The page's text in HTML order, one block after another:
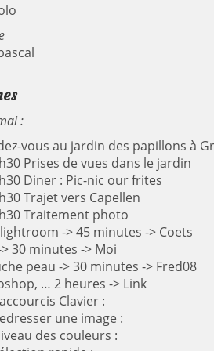
:
vous au jardin des papillons à
Prises de vues dans le jardin
Diner : Pic-nic our frites
Trajet vers Capellen
Traitement photo
-> 45 minutes -> Coets
30 minutes -> Moi
peau -> 30 minutes -> Fred08
… 2 heures -> Link
Clavier :
une image :
des couleurs :